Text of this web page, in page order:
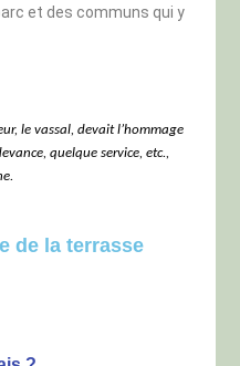
et des communs qui y
le vassal, devait l’hommage
quelque service, etc.,
de la terrasse